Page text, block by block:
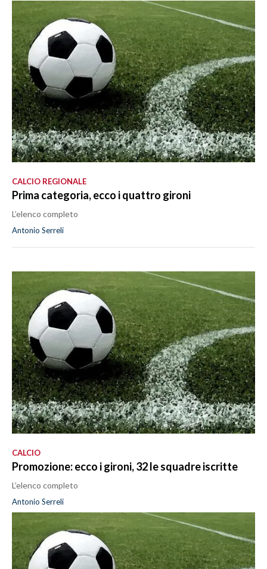
CALCIO REGIONALE
Prima categoria, ecco i quattro gironi
L’elenco completo
Antonio Serreli
CALCIO
Promozione: ecco i gironi, 32 le squadre iscritte
L’elenco completo
Antonio Serreli